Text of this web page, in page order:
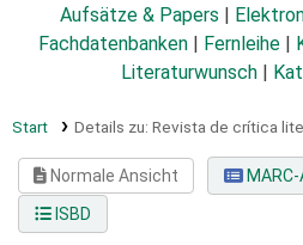
Aufsätze & Papers
Fachdatenbanken
Fernleihe
Literaturwunsch
Start Details zu: Revista de crítica
Normale Ansicht
ISBD